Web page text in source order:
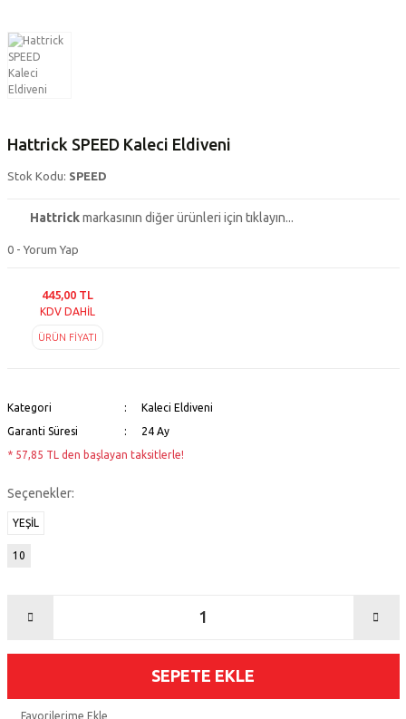
Hattrick SPEED Kaleci Eldiveni
Stok Kodu: SPEED
Hattrickmarkasının diğer ürünleri için tıklayın...
0 - Yorum Yap
445,00 TL
KDV DAHİL
ÜRÜN FİYATI
Kategori
Kaleci Eldiveni
Garanti Süresi
24 Ay
* 57,85 TL den başlayan taksitlerle!
Seçenekler:
YEŞİL
10
SEPETE EKLE